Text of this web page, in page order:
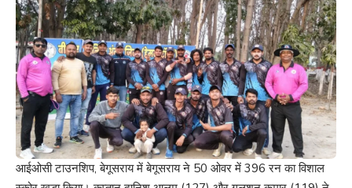
आईओसी टाउनशिप, बेगूसराय में बेगूसराय ने 50 ओवर में 396 रन का विशाल